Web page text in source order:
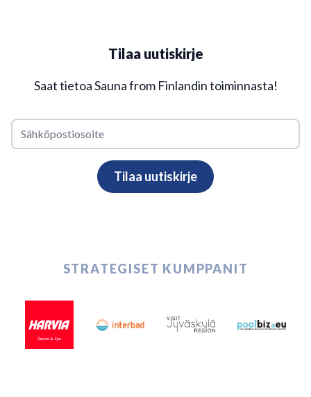
Tilaa uutiskirje
Saat tietoa Sauna from Finlandin toiminnasta!
STRATEGISET KUMPPANIT